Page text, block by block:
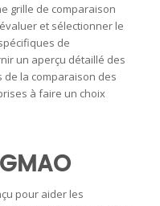
grille de comparaison
et sélectionner le
de
un aperçu détaillé des
la comparaison des
à faire un choix
pour aider les